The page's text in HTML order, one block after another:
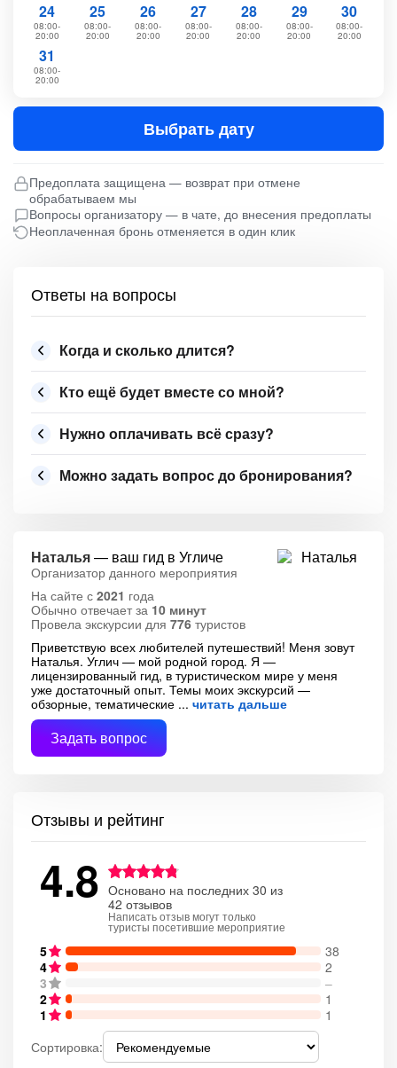
24
08:00-
20:00
25
08:00-
20:00
26
08:00-
20:00
27
08:00-
20:00
28
08:00-
20:00
29
08:00-
20:00
30
08:00-
20:00
31
08:00-
20:00
Выбрать дату
Предоплата защищена — возврат при отмене
обрабатываем мы
Вопросы организатору — в чате, до внесения предоплаты
Неоплаченная бронь отменяется в один клик
Ответы на вопросы
Когда и сколько длится?
Кто ещё будет вместе со мной?
Нужно оплачивать всё сразу?
Можно задать вопрос до бронирования?
Наталья— ваш гид в Угличе
Организатор данного мероприятия
На сайте с 2021 года
Обычно отвечает за 10 минут
Провела экскурсии для 776 туристов
Приветствую всех любителей путешествий! Меня зовут
Наталья. Углич — мой родной город. Я —
лицензированный гид, в туристическом мире у меня
уже достаточный опыт. Темы моих экскурсий —
обзорные, тематические
читать дальше
Задать вопрос
Отзывы и рейтинг
4.8 Основано на последних 30 из
42 отзывов
Написать отзыв могут только
туристы посетившие мероприятие
5
38
4
2
3
–
2
1
1
1
Сортировка: